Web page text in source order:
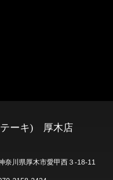
テーキ) 厚木店
奈川県厚木市愛甲西３-18-11